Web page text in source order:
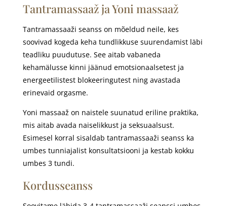
Tantramassaaž ja Yoni massaaž
Tantramassaaži seanss on mõeldud neile, kes
soovivad kogeda keha tundlikkuse suurendamist läbi
teadliku puudutuse. See aitab vabaneda
kehamälusse kinni jäänud emotsionaalsetest ja
energeetilistest blokeeringutest ning avastada
erinevaid orgasme.
Yoni massaaž on naistele suunatud eriline praktika,
mis aitab avada naiselikkust ja seksuaalsust.
Esimesel korral sisaldab tantramassaaži seanss ka
umbes tunniajalist konsultatsiooni ja kestab kokku
umbes 3 tundi.
Kordusseanss